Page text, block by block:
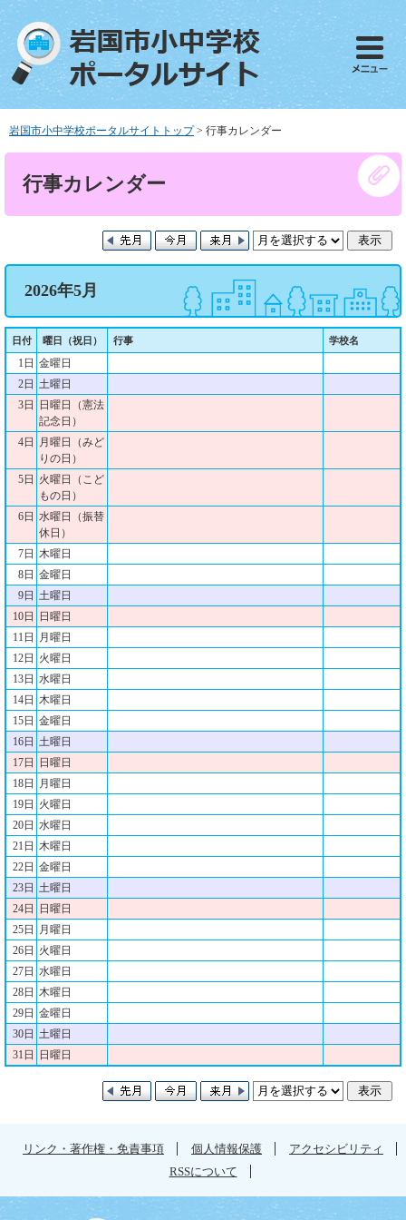
ペ
で
メ
ば
へ
岩国市小中学校ポータルサイトトップ > 行事カレンダー
行事カレンダー
2026年5月
日付 曜日（祝日） 行事 学校名
1日 金曜日
2日 土曜日
3日
日曜日（憲法
記念日）
4日
月曜日（みど
りの日）
5日 火曜日（こど
もの日）
6日 水曜日（振替
休日）
7日 木曜日
8日 金曜日
9日 土曜日
10日
日曜日
11日
月曜日
12日 火曜日
13日 水曜日
14日 木曜日
15日 金曜日
16日 土曜日
17日
日曜日
18日
月曜日
19日 火曜日
20日 水曜日
21日 木曜日
22日 金曜日
23日 土曜日
24日
日曜日
25日
月曜日
26日 火曜日
27日 水曜日
28日 木曜日
29日 金曜日
30日 土曜日
31日
日曜日
リンク・著作権・免責事項 個人情報保護
アクセシビリティ
RSSについて